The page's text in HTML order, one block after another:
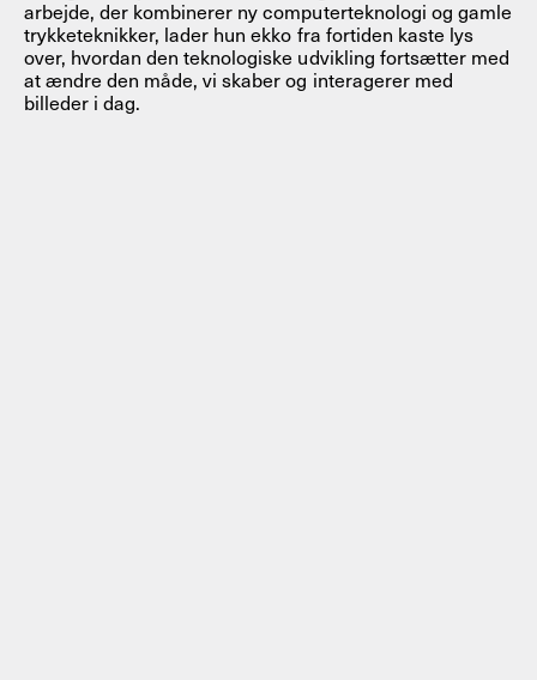
arbejde, der kombinerer ny computerteknologi og gamle
trykketeknikker, lader hun ekko fra fortiden kaste lys
over, hvordan den teknologiske udvikling fortsætter med
at ændre den måde, vi skaber og interagerer med
billeder i dag.